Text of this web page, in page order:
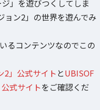
」を遊びつくしてしま
ョン2」の世界を遊んでみ
るコンテンツなのでこの
2」公式サイト とUBISOF
式サイトをご確認くだ